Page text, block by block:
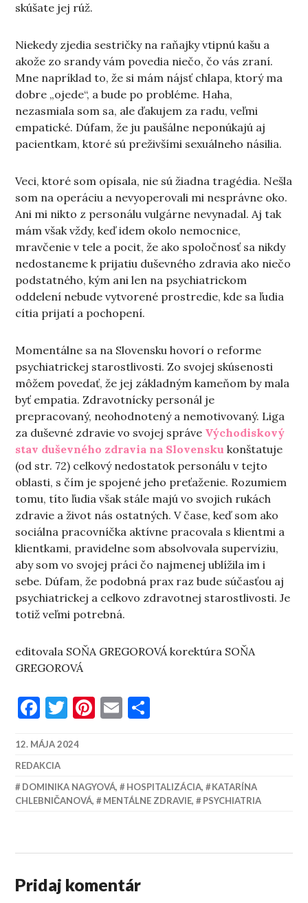
skúšate jej rúž.
Niekedy zjedia sestričky na raňajky vtipnú kašu a
akože zo srandy vám povedia niečo, čo vás zraní.
Mne napríklad to, že si mám nájsť chlapa, ktorý ma
dobre „ojede“, a bude po probléme. Haha,
nezasmiala som sa, ale ďakujem za radu, veľmi
empatické. Dúfam, že ju paušálne neponúkajú aj
pacientkam, ktoré sú preživšími sexuálneho násilia.
Veci, ktoré som opísala, nie sú žiadna tragédia. Nešla
som na operáciu a nevyoperovali mi nesprávne oko.
Ani mi nikto z personálu vulgárne nevynadal. Aj tak
mám však vždy, keď idem okolo nemocnice,
mravčenie v tele a pocit, že ako spoločnosť sa nikdy
nedostaneme k prijatiu duševného zdravia ako niečo
podstatného, kým ani len na psychiatrickom
oddelení nebude vytvorené prostredie, kde sa ľudia
cítia prijatí a pochopení.
Momentálne sa na Slovensku hovorí o reforme
psychiatrickej starostlivosti. Zo svojej skúsenosti
môžem povedať, že jej základným kameňom by mala
byť empatia. Zdravotnícky personál je
prepracovaný, neohodnotený a nemotivovaný. Liga
za duševné zdravie vo svojej správe Východiskový
stav duševného zdravia na Slovensku konštatuje
(od str. 72) celkový nedostatok personálu v tejto
oblasti, s čím je spojené jeho preťaženie. Rozumiem
tomu, títo ľudia však stále majú vo svojich rukách
zdravie a život nás ostatných. V čase, keď som ako
sociálna pracovníčka aktívne pracovala s klientmi a
klientkami, pravidelne som absolvovala supervíziu,
aby som vo svojej práci čo najmenej ublížila im i
sebe. Dúfam, že podobná prax raz bude súčasťou aj
psychiatrickej a celkovo zdravotnej starostlivosti. Je
totiž veľmi potrebná.
editovala SOŇA GREGOROVÁ korektúra SOŇA
GREGOROVÁ
Facebook
Twitter
Pinterest
Email
12. MÁJA 2024
REDAKCIA
DOMINIKA NAGYOVÁ, HOSPITALIZÁCIA,
KATARÍNA
CHLEBNIČANOVÁ, MENTÁLNE ZDRAVIE, PSYCHIATRIA
Pridaj komentár